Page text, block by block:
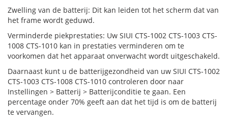
Zwelling van de batterij: Dit kan leiden tot het scherm dat van
het frame wordt geduwd.
Verminderde piekprestaties: Uw SIUI CTS-1002 CTS-1003 CTS-
1008 CTS-1010 kan in prestaties verminderen om te
voorkomen dat het apparaat onverwacht wordt uitgeschakeld.
Daarnaast kunt u de batterijgezondheid van uw SIUI CTS-1002
CTS-1003 CTS-1008 CTS-1010 controleren door naar
Instellingen > Batterij > Batterijconditie te gaan. Een
percentage onder 70% geeft aan dat het tijd is om de batterij
te vervangen.